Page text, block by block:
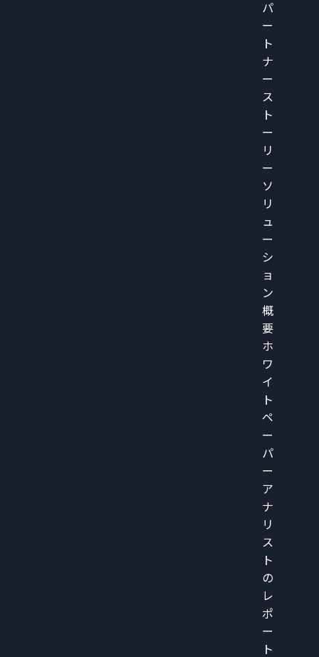
パ
ー
ト
ナ
ー
ス
ト
ー
リ
ー
ソ
リ
ュ
ー
シ
ョ
ン
概
要
ホ
ワ
イ
ト
ペ
ー
パ
ー
ア
ナ
リ
ス
ト
の
レ
ポ
ー
ト